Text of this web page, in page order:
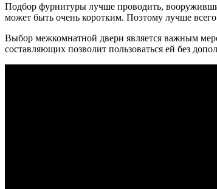
Подбор фурнитуры лучше проводить,
может быть очень коротким. Поэтому лучше всего
Выбор межкомнатной двери является важным
составляющих позволит пользоваться ей без